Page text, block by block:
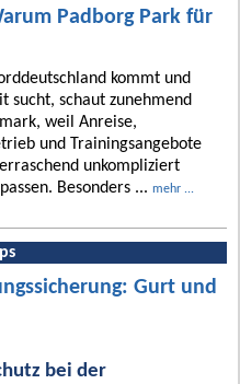
Padborg Park für
kommt und
sucht, schaut zunehmend
weil Anreise,
und Trainingsangebote
unkompliziert
Besonders ... mehr ...
Gurt und
bei der